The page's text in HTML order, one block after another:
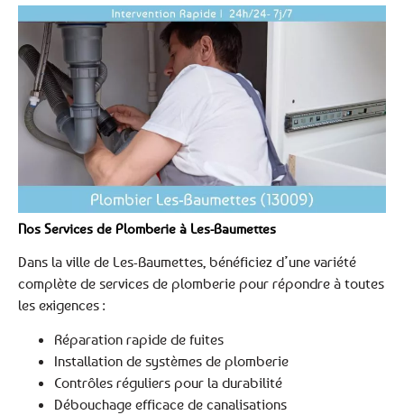
Nos Services de Plomberie à Les-Baumettes
Dans la ville de Les-Baumettes, bénéficiez d’une variété
complète de services de plomberie pour répondre à toutes
les exigences :
Réparation rapide de fuites
Installation de systèmes de plomberie
Contrôles réguliers pour la durabilité
Débouchage efficace de canalisations